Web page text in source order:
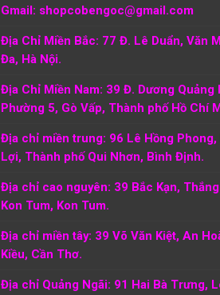
Gmail: shopcobengoc@gmail.com
Địa Chỉ Miền Bắc: 77 Đ. Lê Duẩn, Văn
Đa, Hà Nội.
Địa Chỉ Miền Nam: 39 Đ. Dương Quảng
Phường 5, Gò Vấp, Thành phố Hồ Chí
Địa chỉ miền trung: 96 Lê Hồng Phong,
Lợi, Thành phố Qui Nhơn, Bình Định.
Địa chỉ cao nguyên: 39 Bắc Kạn,
Kon Tum, Kon Tum.
Địa chỉ miền tây: 39 Võ Văn Kiệt, An
Kiều, Cần Thơ.
Địa chỉ Quảng Ngãi: 91 Hai Bà Trưng,